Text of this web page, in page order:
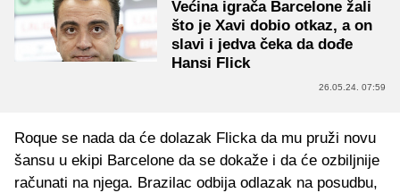
Većina igrača Barcelone žali
što je Xavi dobio otkaz, a on
slavi i jedva čeka da dođe
Hansi Flick
26.05.24. 07:59
Roque se nada da će dolazak Flicka da mu pruži novu
šansu u ekipi Barcelone da se dokaže i da će ozbiljnije
računati na njega. Brazilac odbija odlazak na posudbu,